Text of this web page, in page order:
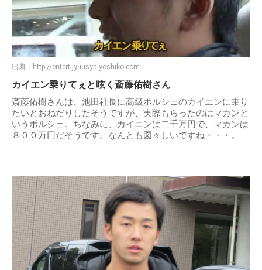
出典： http://entert.jyuusya-yoshiko.com
カイエン乗りてぇと呟く斎藤佑樹さん
斎藤佑樹さんは、池田社長に高級ポルシェのカイエンに乗り
たいとおねだりしたそうですが、実際もらったのはマカンと
いうポルシェ。ちなみに、カイエンは二千万円で、マカンは
８００万円だそうです。なんとも図々しいですね・・・。